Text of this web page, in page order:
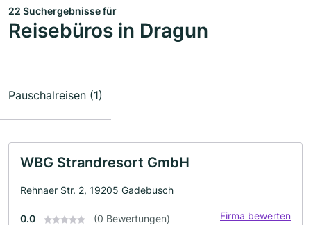
22 Suchergebnisse für
Reisebüros in Dragun
Pauschalreisen (1)
WBG Strandresort GmbH
Rehnaer Str. 2, 19205 Gadebusch
0.0 (0 Bewertungen) Firma bewerten